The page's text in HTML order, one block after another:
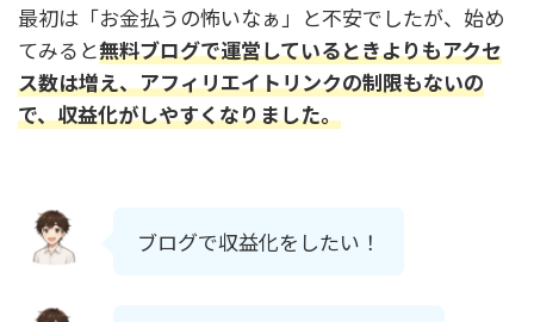
最初は「お金払うの怖いなぁ」と不安でしたが、始め
てみると無料ブログで運営しているときよりもアクセ
ス数は増え、アフィリエイトリンクの制限もないの
で、収益化がしやすくなりました。
ブログで収益化をしたい！